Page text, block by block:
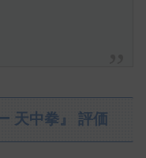
天中拳』 評価